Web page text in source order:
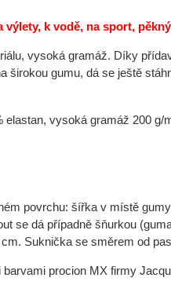
výlety, k vodě, na sport,
vysoká gramáž. Díky
gumu, dá se ještě
elastan, vysoká gramáž 200 g/
povrchu: šířka v místě
se dá případně šňurkou
Suknička se směrem od
procion MX firmy